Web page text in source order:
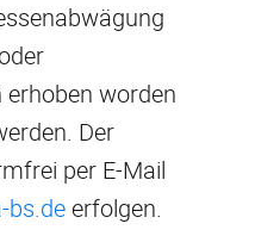
worden
Der
per E-Mail
bs.deerfolgen.